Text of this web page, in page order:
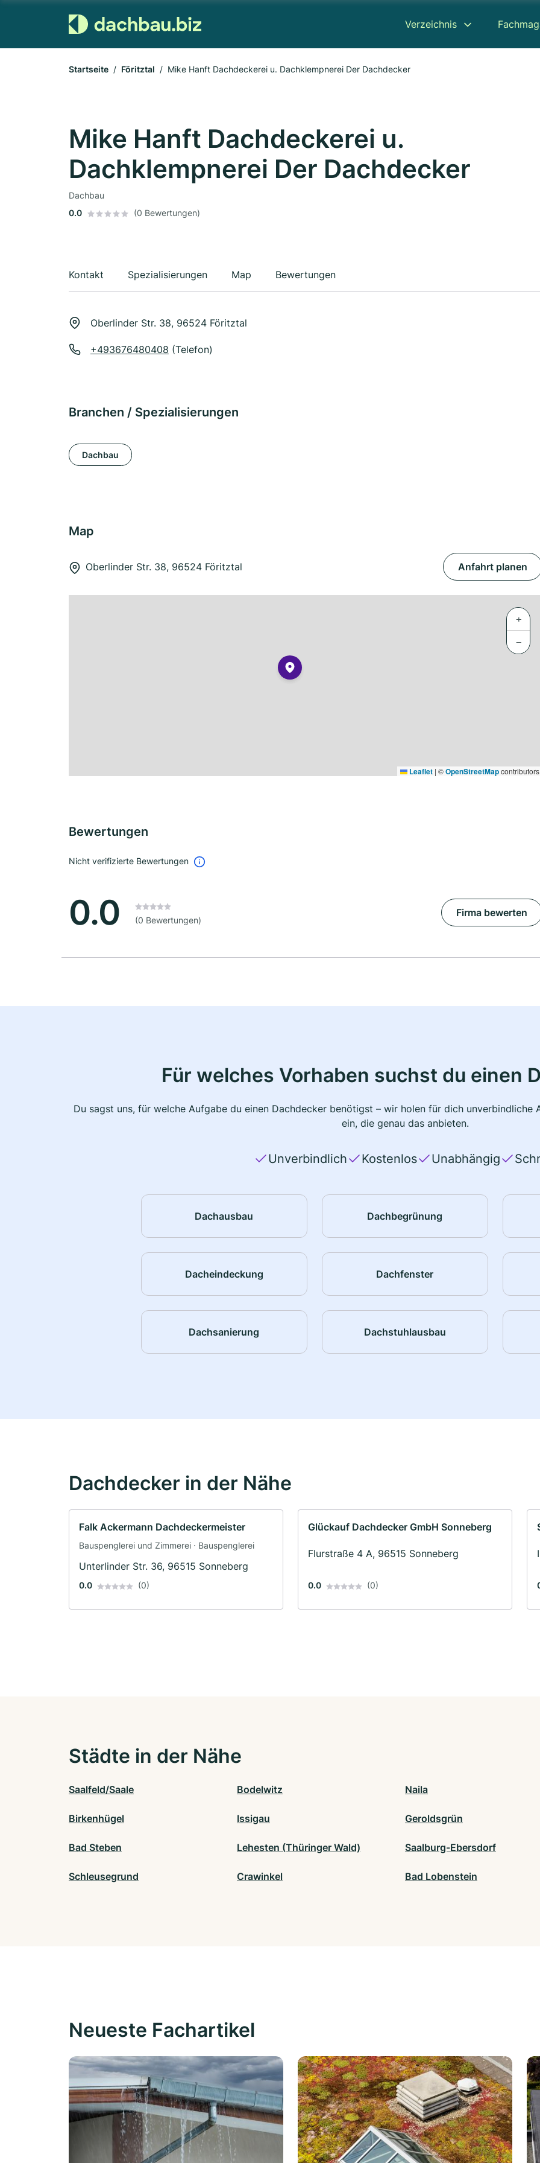
Verzeichnis
Startseite Föritztal Mike Hanft Dachdeckerei u. Dachklempnerei Der Dachdecker
Mike Hanft Dachdeckerei u.
Dachklempnerei Der Dachdecker
Dachbau
0.0
(0 Bewertungen)
Kontakt Spezialisierungen Map Bewertungen
Oberlinder Str. 38, 96524 Föritztal
+493676480408 (Telefon)
Branchen / Spezialisierungen
Dachbau
Map
Oberlinder Str. 38, 96524 Föritztal Anfahrt planen
+
−
Leaflet | ©OpenStreetMapcontributors
Bewertungen
Nicht verifizierte Bewertungen
0.0 (0 Bewertungen)
Firma bewerten
Für welches Vorhaben suchst du einen
Du sagst uns, für welche Aufgabe du einen Dachdecker benötigst – wir holen für dich unverbindliche
ein, die genau das anbieten.
Unverbindlich Kostenlos Unabhängig
Dachausbau Dachbegrünung
Dacheindeckung Dachfenster
Dachsanierung Dachstuhlausbau
Dachdecker in der Nähe
Falk Ackermann Dachdeckermeister
Bauspenglerei und Zimmerei · Bauspenglerei
Unterlinder Str. 36, 96515 Sonneberg
0.0 (0)
Glückauf Dachdecker GmbH Sonneberg
Flurstraße 4 A, 96515 Sonneberg
0.0 (0)
Städte in der Nähe
Saalfeld/Saale Bodelwitz Naila
Birkenhügel Issigau Geroldsgrün
Bad Steben Lehesten (Thüringer Wald) Saalburg-Ebersdorf
Schleusegrund Crawinkel Bad Lobenstein
Neueste Fachartikel